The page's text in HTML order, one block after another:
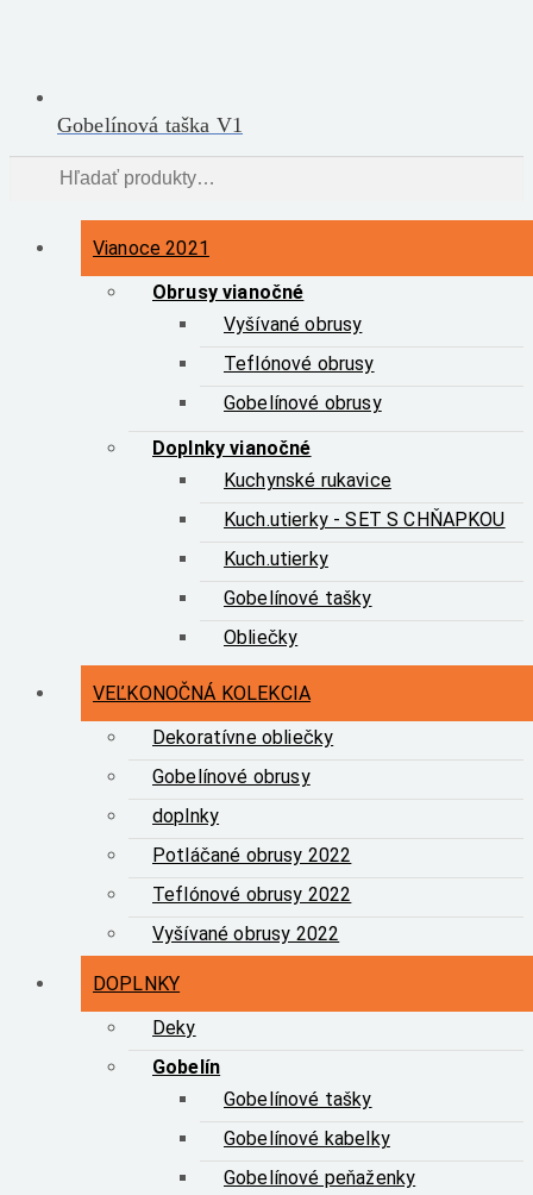
Gobelínová taška V1
Hľadať:
Vyhľadávanie
Vianoce 2021
Obrusy vianočné
Vyšívané obrusy
Teflónové obrusy
Gobelínové obrusy
Doplnky vianočné
Kuchynské rukavice
Kuch.utierky - SET S CHŇAPKOU
Kuch.utierky
Gobelínové tašky
Obliečky
VEĽKONOČNÁ KOLEKCIA
Dekoratívne obliečky
Gobelínové obrusy
doplnky
Potláčané obrusy 2022
Teflónové obrusy 2022
Vyšívané obrusy 2022
DOPLNKY
Deky
Gobelín
Gobelínové tašky
Gobelínové kabelky
Gobelínové peňaženky